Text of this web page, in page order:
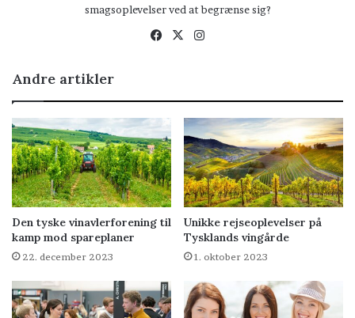
smagsoplevelser ved at begrænse sig?
Facebook
X
Andre artikler
Den tyske vinavlerforening til
kamp mod spareplaner
22. december 2023
Unikke rejseoplevelser på
Tysklands vingårde
1. oktober 2023